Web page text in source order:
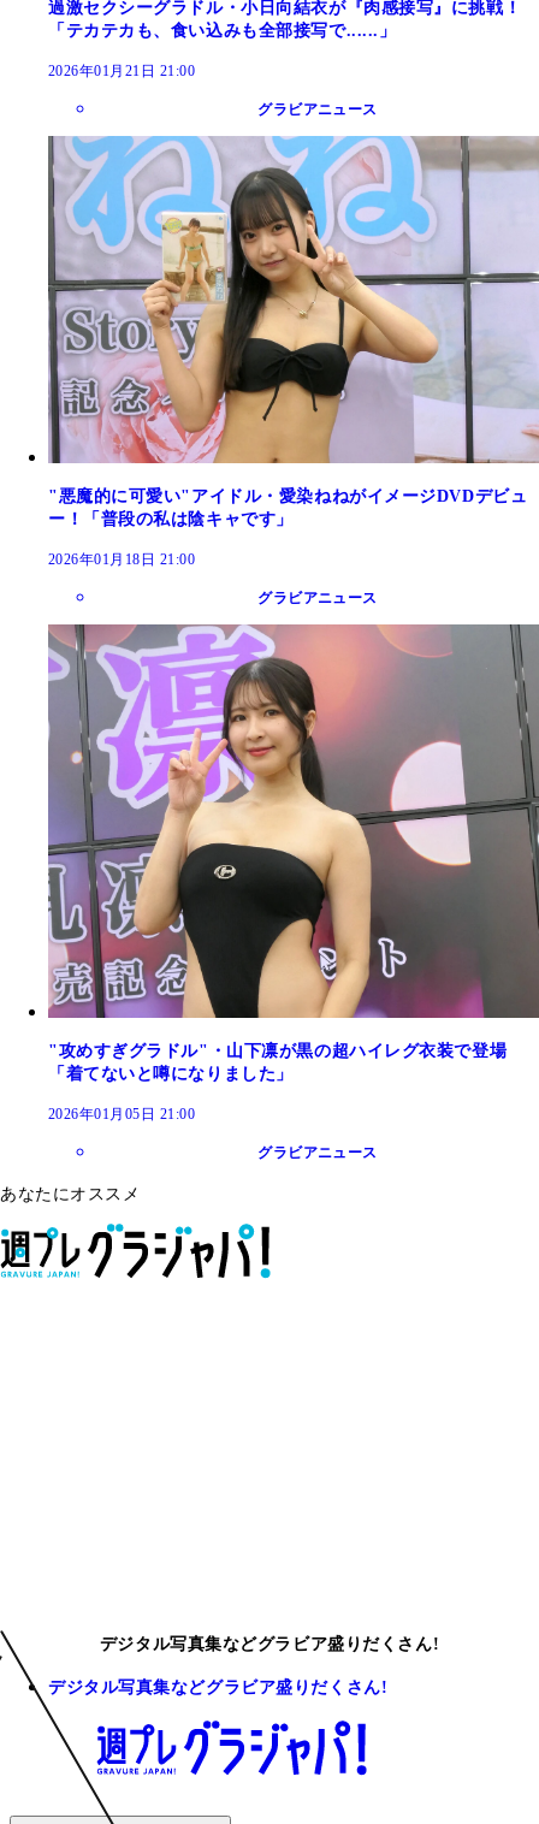
過激セクシーグラドル・小日向結衣が『肉感接写』に挑戦！
「テカテカも、食い込みも全部接写で......」
2026年01月21日 21:00
グラビアニュース
"悪魔的に可愛い"アイドル・愛染ねねがイメージDVDデビュ
ー！「普段の私は陰キャです」
2026年01月18日 21:00
グラビアニュース
"攻めすぎグラドル"・山下凛が黒の超ハイレグ衣装で登場
「着てないと噂になりました」
2026年01月05日 21:00
グラビアニュース
あなたにオススメ
デジタル写真集などグラビア盛りだくさん!
デジタル写真集などグラビア盛りだくさん!